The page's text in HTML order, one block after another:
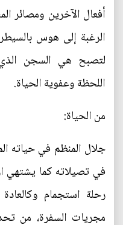
أفعال الآخرين ومصائر
الرغبة إلى هوس
لتصبح هي السجن الذي
اللحظة وعفوية الحياة.
من الحياة:
جلال المنظم في حياته
في تصيلاته كما يشتهي
رحلة استجمام
مجريات السفرة، من